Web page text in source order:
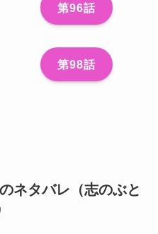
第96話
第98話
ネタバレ（志のぶと